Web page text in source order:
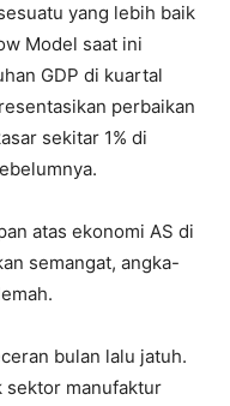
yang lebih baik
Model saat ini
GDP di kuartal
perbaikan
sekitar 1% di
atas ekonomi AS di
semangat, angka-
bulan lalu jatuh.
sektor manufaktur